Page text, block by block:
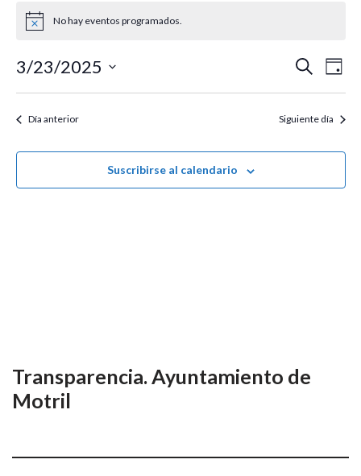
Aviso No hay eventos programados.
de
y
vistas
Buscar
de
Día
3/23/2025
fecha.
Día anterior Siguiente día
Suscribirse al calendario
Transparencia. Ayuntamiento de
Motril